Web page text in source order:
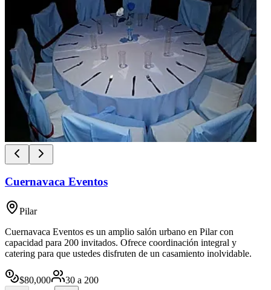
Cuernavaca Eventos
Pilar
Cuernavaca Eventos es un amplio salón urbano en Pilar con
capacidad para 200 invitados. Ofrece coordinación integral y
catering para que ustedes disfruten de un casamiento inolvidable.
$80,000 30 a 200